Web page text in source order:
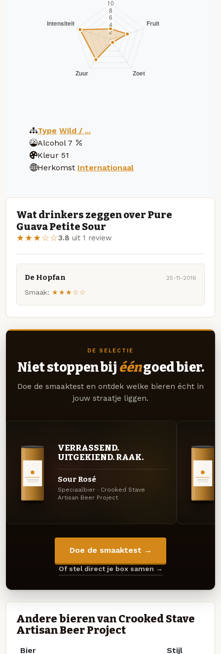
Type Wild / ...
Alcohol 7
Kleur 51
Herkomst Internationaal
Wat drinkers zeggen over Pure
Guava Petite Sour
★★★☆☆3.8 uit 1 review
De Hopfan 25-11-2016
Smaak: ★★★☆☆
DE SELECTIE
Niet stoppen bij ééngoed bier.
Doe de smaaktest en ontdek welke bieren écht in
jouw straatje liggen.
VERRASSEND.
UITGEKIEND. RAAK.
Sour Rosé
Speciaalbier · Crooked Stave
Artisan Beer Project
Doe de smaaktest →
Of stel direct je box samen →
Andere bieren van Crooked Stave
Artisan Beer Project
Bier Stijl